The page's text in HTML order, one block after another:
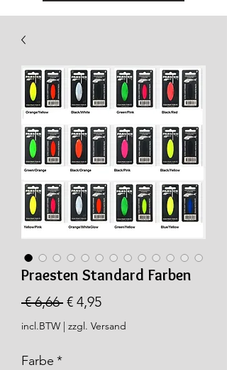
Praesten Standard Farben
€ 6,66 Normale
prijs
€ 4,95Verkoopprijs
incl.BTW | zzgl. Versand
Farbe *